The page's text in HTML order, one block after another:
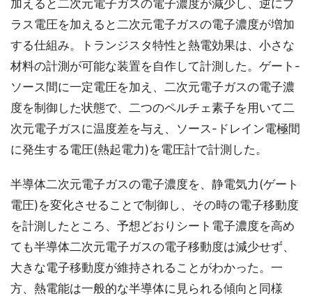
加えると二次元電子ガスの電子濃度が減少し、逆にプ
ラス電圧を加えると二次元電子ガスの電子濃度が増加
する仕組み。トランジスタ特性と熱電効果は、小さな
材料の計測が可能な装置を自作して計測した。ゲート-
ソース間に一定電圧を加え、二次元電子ガスの電子濃
度を制御した状態で、二つのペルチェ素子を用いて二
次元電子ガスに温度差を与え、ソース-ドレイン電極間
に発生する電圧(熱起電力)を電圧計で計測した。
半導体二次元電子ガスの電子濃度を、静電気力(ゲート
電圧)を変化させることで制御し、その時の電子移動度
を計測したところ、予想どおりシート電子濃度を高め
ても半導体二次元電子ガスの電子移動度は減少せず、
大きな電子移動度が維持されることがわかった。一
方、熱電能は一般的な半導体に見られる傾向と同様